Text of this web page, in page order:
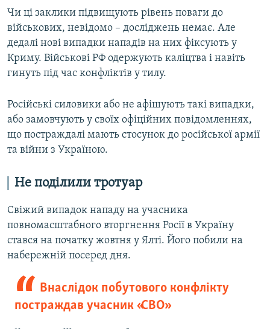
Чи ці заклики підвищують рівень поваги до
військових, невідомо – досліджень немає. Але
дедалі нові випадки нападів на них фіксують у
Криму. Військові РФ одержують каліцтва і навіть
гинуть під час конфліктів у тилу.
Російські силовики або не афішують такі випадки,
або замовчують у своїх офіційних повідомленнях,
що постраждалі мають стосунок до російської армії
та війни з Україною.
Не поділили тротуар
Свіжий випадок нападу на учасника
повномасштабного вторгнення Росії в Україну
стався на початку жовтня у Ялті. Його побили на
набережній посеред дня.
Внаслідок побутового конфлікту
постраждав учасник «СВО»